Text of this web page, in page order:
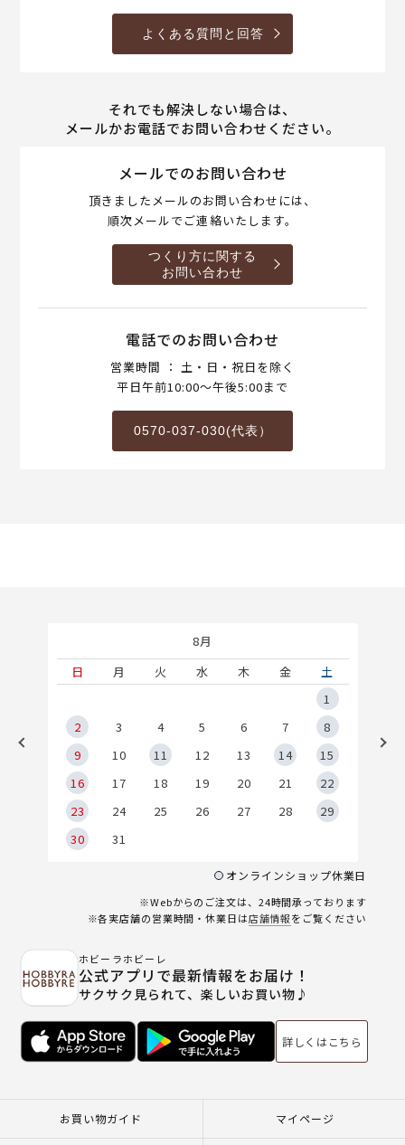
よくある質問と回答
それでも解決しない場合は、
メールかお電話でお問い合わせください。
メールでのお問い合わせ
頂きましたメールのお問い合わせには、
順次メールでご連絡いたします。
つくり方に関する
お問い合わせ
電話でのお問い合わせ
営業時間 ： 土・日・祝日を除く
平日午前10:00～午後5:00まで
0570-037-030(代表）
8月
日
月 火 水 木 金
土
1
2
3 4 5 6 7
8
9
10 11 12 13 14
15
16
17 18 19 20 21
22
23
24 25 26 27 28
29
30
31
オンラインショップ休業日
※Webからのご注文は、24時間承っております
※各実店舗の営業時間・休業日は店舗情報をご覧ください
ホビーラホビーレ
公式アプリで最新情報をお届け！
サクサク見られて、楽しいお買い物♪
詳しくはこちら
お買い物ガイド マイページ